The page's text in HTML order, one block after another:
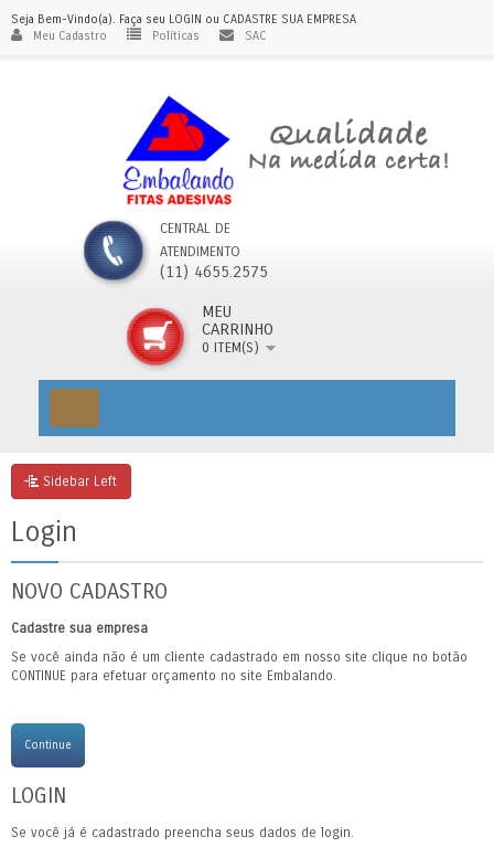
Seja Bem-Vindo(a). Faça seu LOGIN ou CADASTRE SUA EMPRESA
Meu Cadastro
Políticas SAC
CENTRAL DE
ATENDIMENTO
(11) 4655.2575
MEU
CARRINHO
0 ITEM(S)
Sidebar Left
Login
NOVO CADASTRO
Cadastre sua empresa
Se você ainda não é um cliente cadastrado em nosso site clique no botão
CONTINUE para efetuar orçamento no site Embalando.
Continue
LOGIN
Se você já é cadastrado preencha seus dados de login.